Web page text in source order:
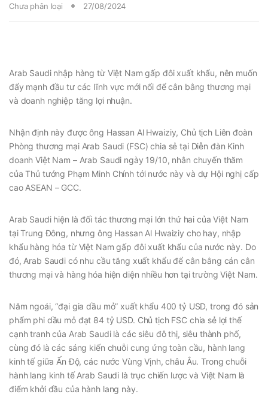
Chưa phân loại 27/08/2024
Arab Saudi nhập hàng từ Việt Nam gấp đôi xuất khẩu, nên muốn
đẩy mạnh đầu tư các lĩnh vực mới nổi để cân bằng thương mại
và doanh nghiệp tăng lợi nhuận.
Nhận định này được ông Hassan Al Hwaiziy, Chủ tịch Liên đoàn
Phòng thương mại Arab Saudi (FSC) chia sẻ tại Diễn đàn Kinh
doanh Việt Nam – Arab Saudi ngày 19/10, nhân chuyến thăm
của Thủ tướng Phạm Minh Chính tới nước này và dự Hội nghị cấp
cao ASEAN – GCC.
Arab Saudi hiện là đối tác thương mại lớn thứ hai của Việt Nam
tại Trung Đông, nhưng ông Hassan Al Hwaiziy cho hay, nhập
khẩu hàng hóa từ Việt Nam gấp đôi xuất khẩu của nước này. Do
đó, Arab Saudi có nhu cầu tăng xuất khẩu để cân bằng cán cân
thương mại và hàng hóa hiện diện nhiều hơn tại trường Việt Nam.
Năm ngoái, “đại gia dầu mỏ” xuất khẩu 400 tỷ USD, trong đó sản
phẩm phi dầu mỏ đạt 84 tỷ USD. Chủ tịch FSC chia sẻ lợi thế
cạnh tranh của Arab Saudi là các siêu đô thị, siêu thành phố,
cùng đó là các sáng kiến chuỗi cung ứng toàn cầu, hành lang
kinh tế giữa Ấn Độ, các nước Vùng Vịnh, châu Âu. Trong chuỗi
hành lang kinh tế Arab Saudi là trục chiến lược và Việt Nam là
điểm khởi đầu của hành lang này.